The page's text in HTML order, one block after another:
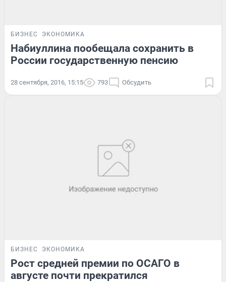
БИЗНЕС ЭКОНОМИКА
Набиуллина пообещала сохранить в
России государственную пенсию
28 сентября, 2016, 15:15 793 Обсудить
БИЗНЕС ЭКОНОМИКА
Рост средней премии по ОСАГО в
августе почти прекратился